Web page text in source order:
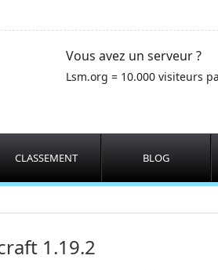
Vous avez un serveur ?
Lsm.org = 10.000 visiteurs
CLASSEMENT BLOG
1.19.2